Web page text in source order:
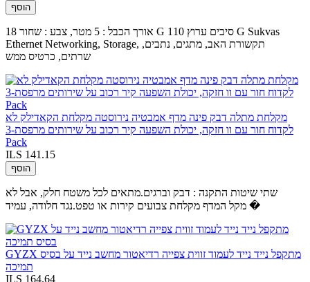
הוסף
אורך הכבל : 5 מטר, צבע : שחור 18 G סיבים ערוץ 110 G Sukvas
Ethernet Networking, Storage, תקשורת האב, מתגים, נתבים,
שרתים, כרטיס ממש
מקלחת מתלה דבק פינה מדף אמבטיה נירוסטה מקלחת הקאדילק לא
לקדוח חור עם וו חזקה, יכולת השפעה קיר רכוב על שירותים מרפסת-3
Pack
ILS 141.15
הוסף
שתי שיטות התקנה : דבק וברגים.מתאים לכל משטח חלק, אבל לא
מקל המדף מקלחת צבועים קירות או טפט.נגד חלודה, עמיד �
GYZX מתקפל נייד נייד לעמוד זווית צפייה רדיאטור מחשב נייד על בסיס
תמיכה
ILS 164.64